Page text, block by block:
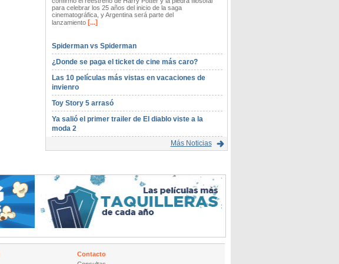
para celebrar los 25 años del inicio de la saga
cinematográfica, y Argentina será parte del
lanzamiento[...]
Spiderman vs Spiderman
¿Donde se paga el ticket de cine más caro?
Las 10 películas más vistas en vacaciones de
invienro
Toy Story 5 arrasó
Ya salió el primer trailer de El diablo viste a la
moda 2
Más Noticias
Contacto